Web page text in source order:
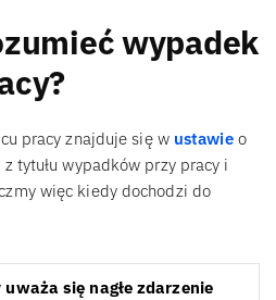
wypadek
pracy znajduje się w ustawieo
tytułu wypadków przy pracy i
więc kiedy dochodzi do
się nagłe zdarzenie